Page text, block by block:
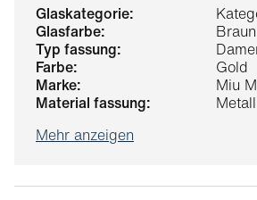
glaskategorie:
glasfarbe:
Braun
typ fassung:
farbe:
Gold
marke:
Miu
material fassung:
Metall
Mehr anzeigen